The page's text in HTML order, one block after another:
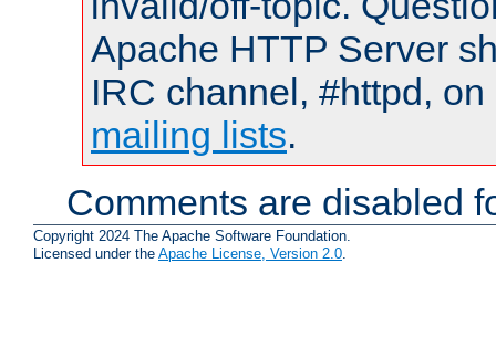
Apache HTTP Server
IRC channel, #httpd,
mailing lists.
Comments are disabled
Copyright 2024 The Apache Software Foundation.
Licensed under the Apache License, Version 2.0.